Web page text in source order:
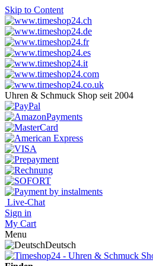
Skip to Content
Uhren & Schmuck Shop seit 2004
Live-Chat
Sign in
My Cart
Menu
Deutsch